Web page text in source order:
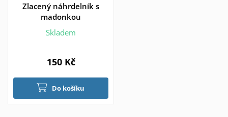
Zlacený náhrdelník s
madonkou
Skladem
150 Kč
Do košíku